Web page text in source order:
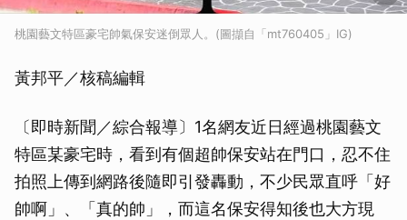
桃園藝文特區豪宅帥氣保安迷倒眾人。(圖擷自「mt760405」IG)
黃邦平／核稿編輯
〔即時新聞／綜合報導〕1名網友近日經過桃園藝文
特區某豪宅時，看到有個超帥保安站在門口，忍不住
拍照上傳到網路後隨即引發轟動，不少民眾直呼「好
帥啊」、「真的帥」，而這名保安得知後也大方現